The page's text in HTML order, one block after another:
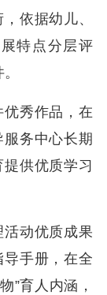
依据幼儿、
特点分层评
秀作品，在
务中心长期
供优质学习
动优质成果
手册，在全
”育人内涵，